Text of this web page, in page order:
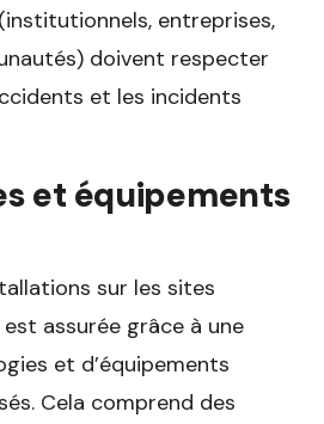
entreprises,
doivent respecter
et les incidents
et équipements
sur les sites
assurée grâce à une
et d’équipements
Cela comprend des